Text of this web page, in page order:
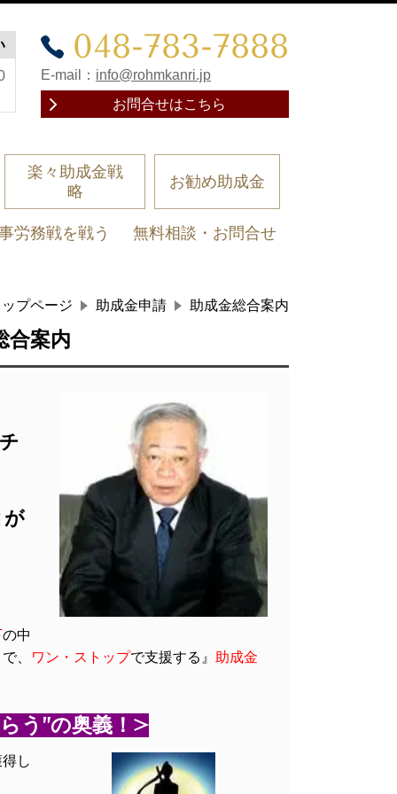
048-783-7888
E-mail： info@rohmkanri.jp
お問合せはこちら
楽々助成金戦
略
お勧め助成金
労務戦を戦う 無料相談・お問合せ
プページ 助成金申請 助成金総合案内
案内
の中
、
ワン・ストップで支援する 』 助成金
う”の奥義！>
し